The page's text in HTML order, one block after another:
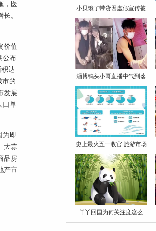
，医
。
价值
公布
达
市的
发展
口单
为即
大蒜
品房
产市
小贝饿了带货因虚假宣传被
罚
淄博鸭头小哥直播中气到落
泪
史上最火五一收官 旅游市场
丫丫回国为何关注度这么
高？